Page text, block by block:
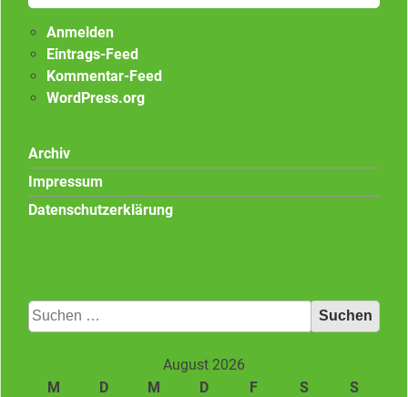
Anmelden
Eintrags-Feed
Kommentar-Feed
WordPress.org
Archiv
Impressum
Datenschutzerklärung
Suchen
nach:
August 2026
M
D M D F S
S